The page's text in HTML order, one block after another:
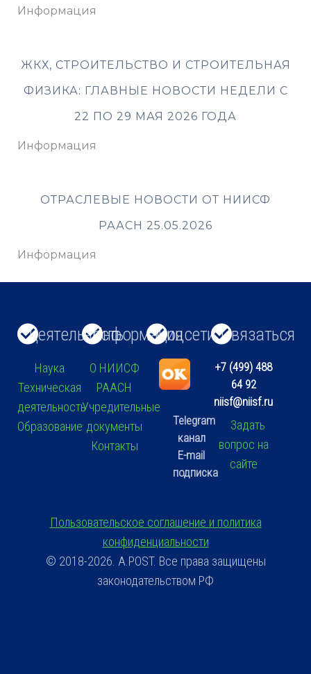
Информация
ЖКХ, СТРОИТЕЛЬСТВО И СТРОИТЕЛЬНАЯ
ФИЗИКА: ГЛАВНЫЕ НОВОСТИ НЕДЕЛИ С
22 ПО 29 МАЯ 2026 ГОДА
Информация
ОТРАСЛЕВЫЕ НОВОСТИ ОТ НИИСФ
РААСН 25.05.2026
Информация
Деятельность
Наука
Техническая
деятельность
Образование
Информация
О НИИСФ
РААСН
Учредительные
документы
Контакты
Соцсети
Telegram
канал
E-mail
подписка
Связаться
+7 (499) 488
64 92
niisf@niisf.ru
Задать
вопрос на
сайте
Пользовательское соглашение и политика
конфиденциальности
© 2018-2026. A.POST. Все права защищены
законодательством РФ